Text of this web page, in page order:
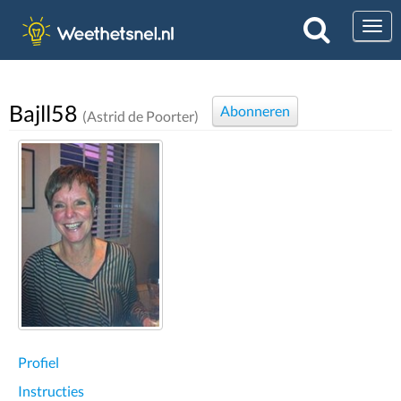
Bajll58 (Astrid de Poorter) Abonneren
Profiel
Instructies